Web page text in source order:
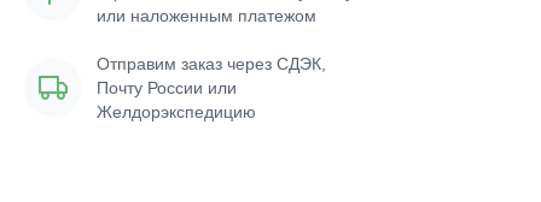
Отправим заказ через СДЭК,
Почту России или
Желдорэкспедицию
или наложенным платежом